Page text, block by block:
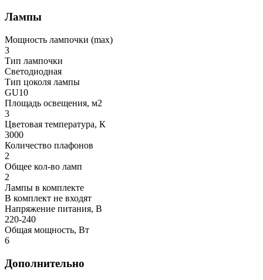
Лампы
Мощность лампочки (max)
3
Тип лампочки
Светодиодная
Тип цоколя лампы
GU10
Площадь освещения, м2
3
Цветовая температура, К
3000
Количество плафонов
2
Общее кол-во ламп
2
Лампы в комплекте
В комплект не входят
Напряжение питания, В
220-240
Общая мощность, Вт
6
Дополнительно